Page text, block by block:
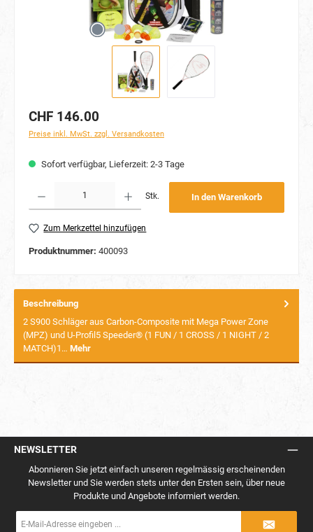
CHF 146.00
Preise inkl. MwSt. zzgl. Versandkosten
Sofort verfügbar, Lieferzeit: 2-3 Tage
Stk. In den Warenkorb
Zum Merkzettel hinzufügen
Produktnummer: 400093
Beschreibung
2 S900 Schläger aus Carbon-Composite mit Mega Power Zone
(MPZ) und U-Profil5 Speeder® (1 FUN / 1 CROSS / 1 NIGHT / 2
MATCH)1… Mehr
NEWSLETTER
Abonnieren Sie jetzt einfach unseren regelmässig erscheinenden
Newsletter und Sie werden stets unter den Ersten sein, über neue
Produkte und Angebote informiert werden.
Mail-